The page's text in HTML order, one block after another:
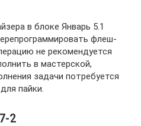
в блоке Январь 5.1
флеш-
не рекомендуется
в мастерской,
задачи потребуется
пайки.
2